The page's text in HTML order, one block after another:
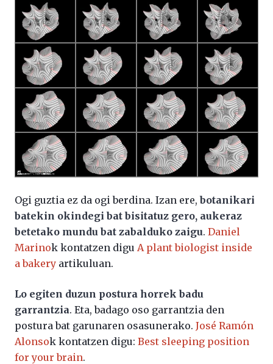
Ogi guztia ez da ogi berdina. Izan ere,botanikari
batekin okindegi bat bisitatuz gero, aukeraz
betetako mundu bat zabalduko zaigu. Daniel
Marinok kontatzen digu A plant biologist inside
a bakery artikuluan.
Lo egiten duzun postura horrek badu
garrantzia. Eta, badago oso garrantzia den
postura bat garunaren osasunerako. José Ramón
Alonsok kontatzen digu: Best sleeping position
for your brain.